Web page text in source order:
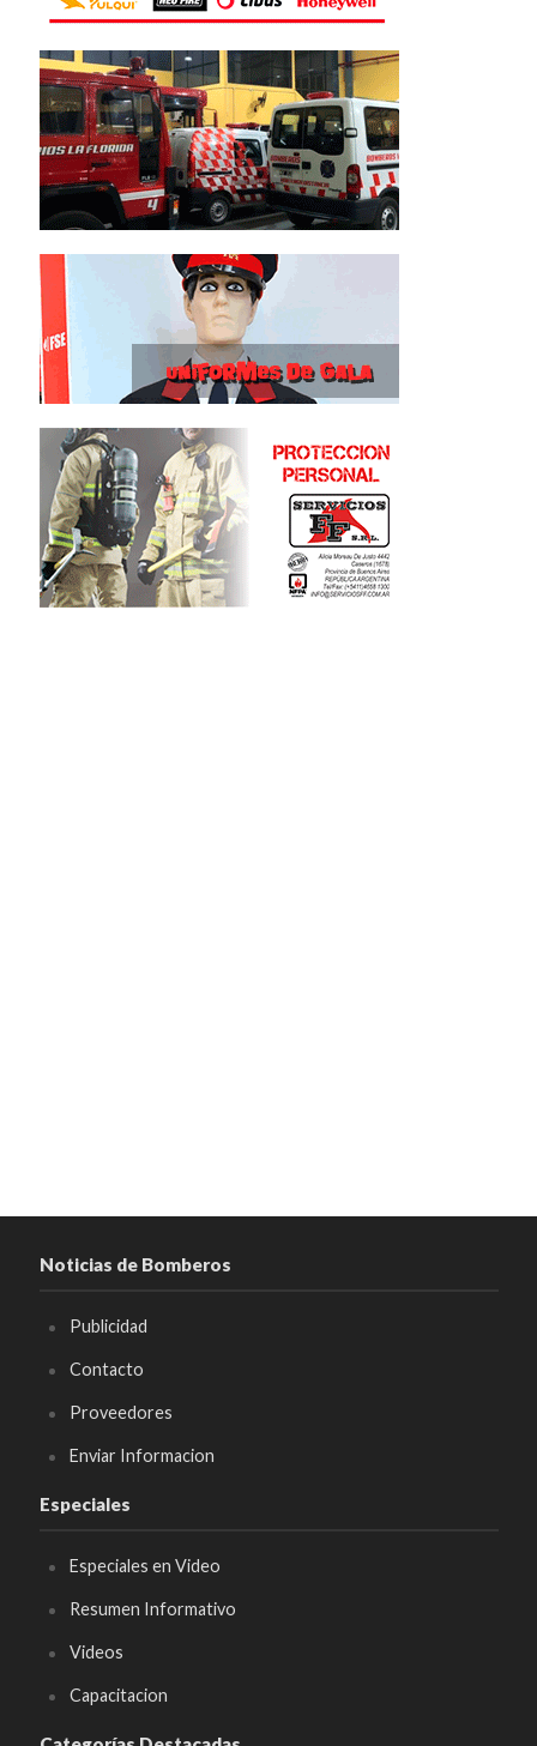
Noticias de Bomberos
Publicidad
Contacto
Proveedores
Enviar Informacion
Especiales
Especiales en Video
Resumen Informativo
Videos
Capacitacion